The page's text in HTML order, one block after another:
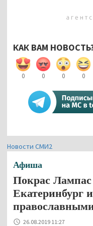
КАК ВАМ
0 0 0 0
Новости СМИ2
Афиша
Покрас Лампас
Екатеринбург
26.08.2019 11:27